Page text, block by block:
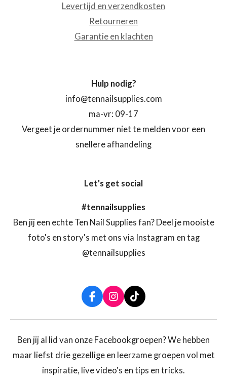
Levertijd en verzendkosten
Retourneren
Garantie en klachten
Hulp nodig?
info@tennailsupplies.com
ma-vr: 09-17
Vergeet je ordernummer niet te melden voor een
snellere afhandeling
Let's get social
#tennailsupplies
Ben jij een echte Ten Nail Supplies fan? Deel je mooiste
foto's en story's met ons via Instagram en tag
@tennailsupplies
F
a
c
b
o
k
I
n
s
a
r
a
T
i
k
o
Ben jij al lid van onze Facebookgroepen? We hebben
maar liefst drie gezellige en leerzame groepen vol met
inspiratie, live video's en tips en tricks.